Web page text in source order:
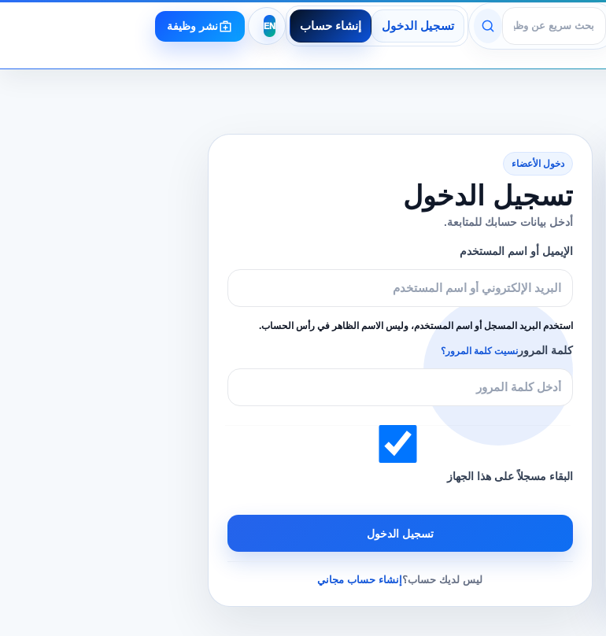
عرض الوظائف
تسجيل الدخول إنشاء حساب نشر وظيفة
دخول الأعضاء
تسجيل الدخول
أدخل بيانات حسابك للمتابعة.
الإيميل أو اسم المستخدم
استخدم البريد المسجل أو اسم المستخدم، وليس الاسم الظاهر في رأس الحساب.
كلمة المرورنسيت كلمة المرور؟
البقاء مسجلاً على هذا الجهاز
تسجيل الدخول
ليس لديك حساب؟ إنشاء حساب مجاني